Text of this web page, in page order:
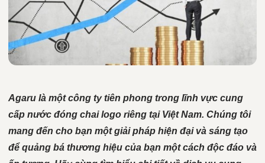
Agaru là một công ty tiên phong trong lĩnh vực cung
cấp nước đóng chai logo riêng tại Việt Nam. Chúng tôi
mang đến cho bạn một giải pháp hiện đại và sáng tạo
để quảng bá thương hiệu của bạn một cách độc đáo và